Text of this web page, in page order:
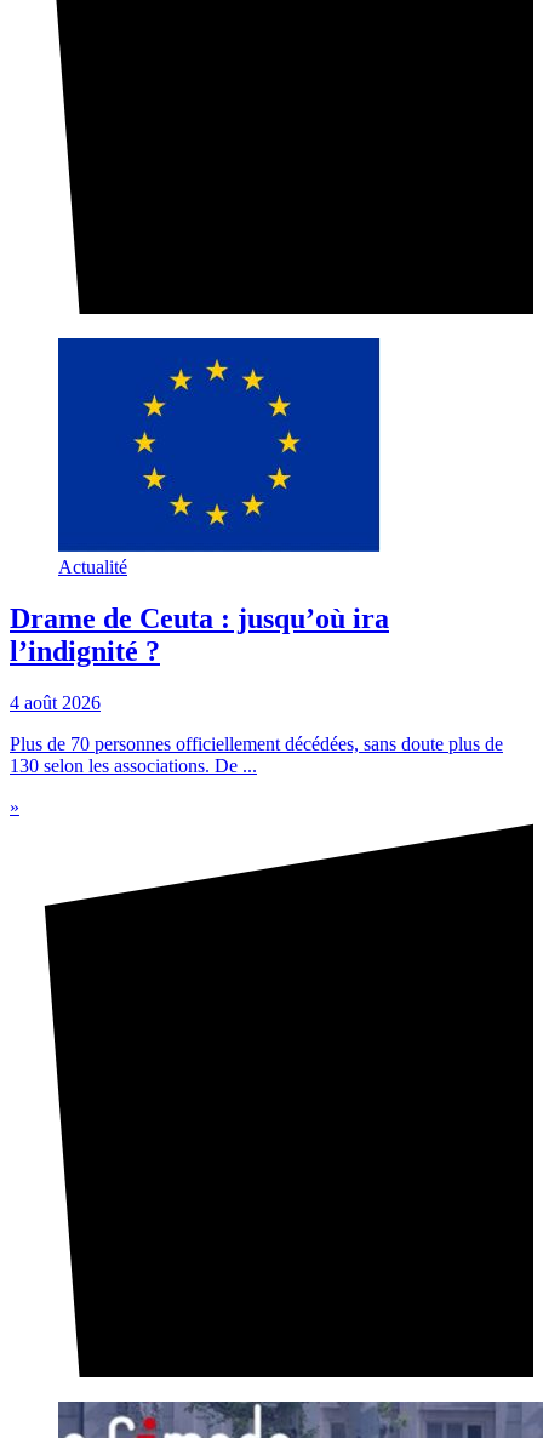
Actualité
Drame de Ceuta : jusqu’où ira
l’indignité ?
4 août 2026
Plus de 70 personnes officiellement décédées, sans doute plus de
130 selon les associations. De ...
»